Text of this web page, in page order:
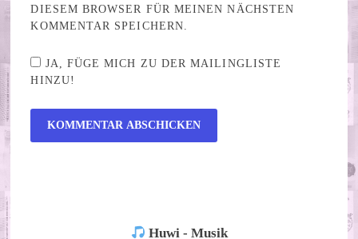
DIESEM BROWSER FÜR MEINEN NÄCHSTEN
KOMMENTAR SPEICHERN.
JA, FÜGE MICH ZU DER MAILINGLISTE
HINZU!
Huwi - Musik